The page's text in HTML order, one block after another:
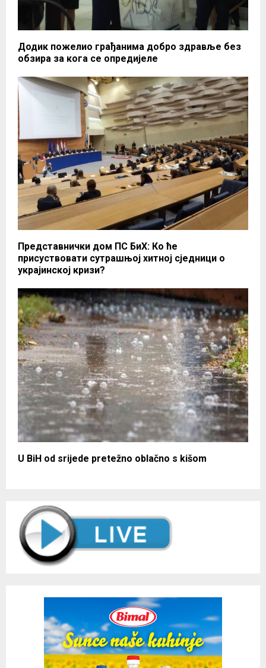
Додик пожелио грађанима добро здравље без
обзира за кога се опредијеле
Представнички дом ПС БиХ: Ко ће
присуствовати сутрашњој хитној сједници о
украјинској кризи?
U BiH od srijede pretežno oblačno s kišom